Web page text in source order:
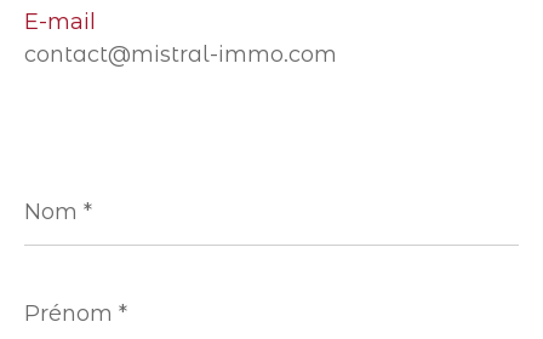
E-mail
contact@mistral-immo.com
*
*